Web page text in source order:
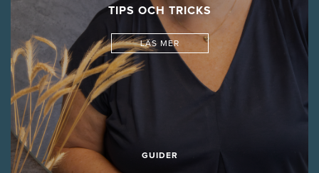
TIPS OCH TRICKS
LÄS MER
GUIDER